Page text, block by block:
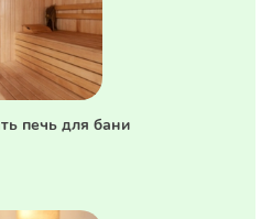
печь для бани